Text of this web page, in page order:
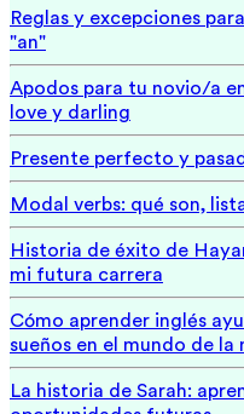
Reglas y excepciones
"an"
Apodos para tu novio/a
love y darling
Presente perfecto y
Modal verbs: qué son,
Historia de éxito de
mi futura carrera
Cómo aprender inglés
sueños en el mundo de la
La historia de Sarah: